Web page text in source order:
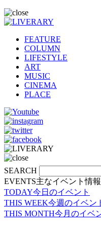
FEATURE
COLUMN
LIFESTYLE
ART
MUSIC
CINEMA
PLACE
SEARCH
EVENTS主なイベント情
TODAY今日のイベント
THIS WEEK今週のイベン
THIS MONTH今月のイベ